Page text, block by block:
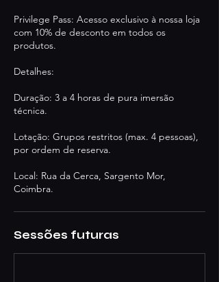
Privilege Pass: Acesso exclusivo à nossa loja
com 10% de desconto em todos os
produtos.
Detalhes:
Duração: 3 a 4 horas de pura imersão
técnica.
Lotação: Grupos restritos (max. 4 pessoas),
por ordem de reserva.
Local: Rua da Cerca, Sargento Mor,
Coimbra.
Sessões futuras